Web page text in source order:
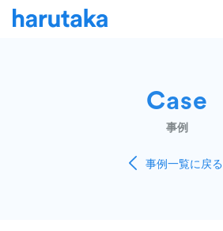
Case
事例
事例一覧に戻る